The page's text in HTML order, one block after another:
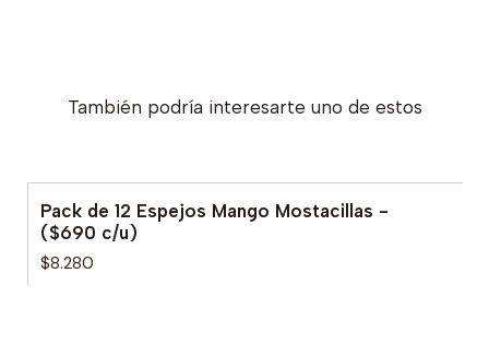
También podría interesarte uno de estos
Pack de 12 Espejos Mango Mostacillas -
($690 c/u)
$8.280